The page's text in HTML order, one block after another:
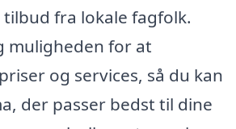
fra lokale fagfolk.
muligheden for at
og services, så du kan
der passer bedst til dine